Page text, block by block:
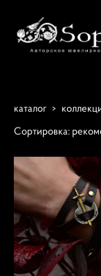
каталог >
Сортировка: